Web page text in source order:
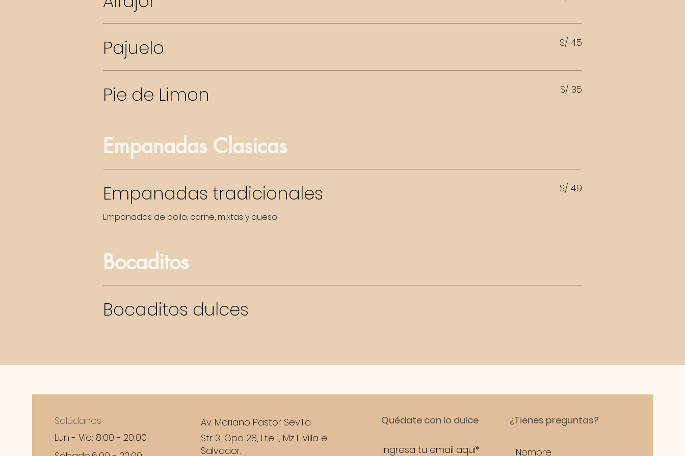
Pajuelo S/ 4.5
Pie de Limon S/ 35
Empanadas Clasicas
Empanadas tradicionales
Empanadas de pollo, carne, mixtas y queso
S/ 4.9
Bocaditos
Bocaditos dulces
CONTÁCTANOS
Salúdanos
Lun - Vie: 8:00 - 20:00
Av. Mariano Pastor Sevilla
Str 3, Gpo 28, Lte 1, Mz I, Villa el
Salvador.
Quédate con lo dulce ¿Tienes preguntas?